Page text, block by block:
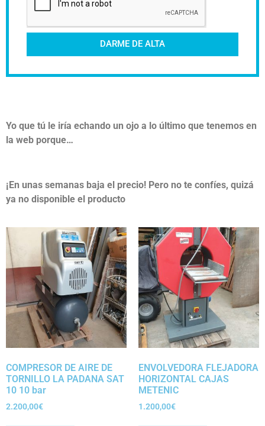
DARME DE ALTA
Yo que tú le iría echando un ojo a lo último que tenemos en
la web porque…
¡En unas semanas baja el precio! Pero no te confíes, quizá
ya no disponible el producto
COMPRESOR DE AIRE DE
TORNILLO LA PADANA SAT
10 10 bar
2.200,00€
ENVOLVEDORA FLEJADORA
HORIZONTAL CAJAS
METENIC
1.200,00€